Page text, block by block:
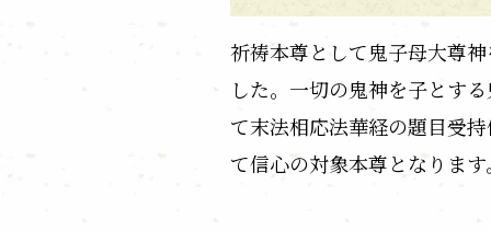
祈祷本尊として鬼子母大尊
した。一切の鬼神を子とす
て末法相応法華経の題目受
て信心の対象本尊となります